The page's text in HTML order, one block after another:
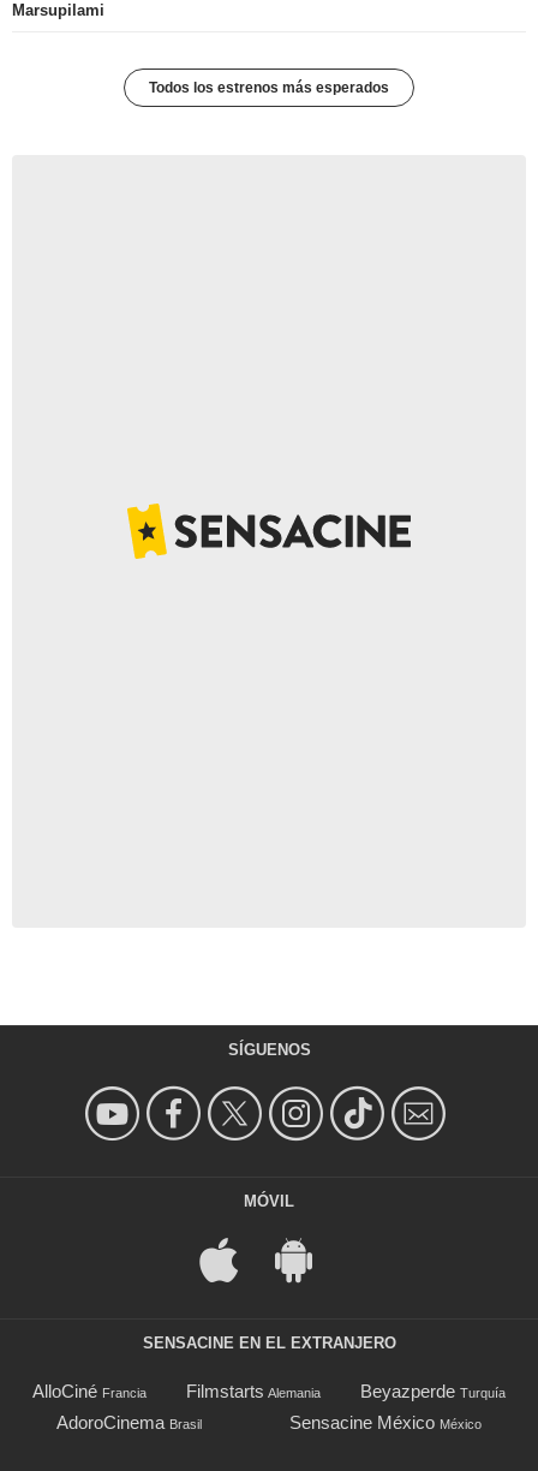
Marsupilami
Todos los estrenos más esperados
SÍGUENOS
MÓVIL
SENSACINE EN EL EXTRANJERO
AlloCiné Francia Filmstarts Alemania Beyazperde Turquía
AdoroCinema Brasil Sensacine México México